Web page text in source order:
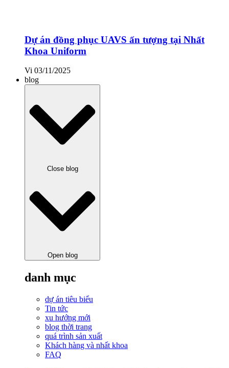
Dự án đồng phục UAVS ấn tượng tại Nhất
Khoa Uniform
Vi 03/11/2025
blog
Close blog
Open blog
danh mục
dự án tiêu biểu
Tin tức
xu hướng mới
blog thời trang
quá trình sản xuất
Khách hàng và nhất khoa
FAQ